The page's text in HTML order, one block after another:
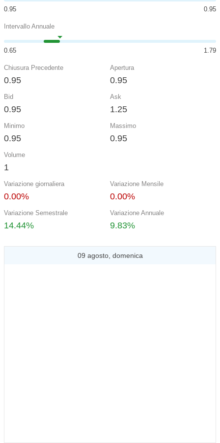
0.95 0.95
Intervallo Annuale
0.65 1.79
Chiusura Precedente
0.95
Apertura
0.95
Bid
0.95
Ask
1.25
Minimo
0.95
Massimo
0.95
Volume
1
Variazione giornaliera
0.00%
Variazione Mensile
0.00%
Variazione Semestrale
14.44%
Variazione Annuale
9.83%
09 agosto, domenica